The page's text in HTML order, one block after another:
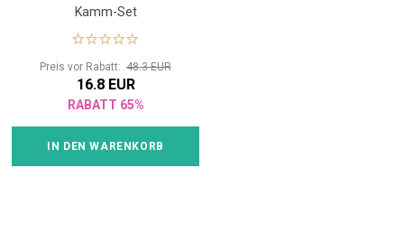
Kamm-Set
Preis vor Rabatt: 48.3 EUR
16.8 EUR
RABATT 65%
IN DEN WARENKORB